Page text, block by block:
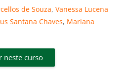
de Souza, Vanessa Lucena
Santana Chaves, Mariana
neste curso